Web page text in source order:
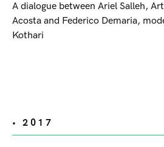
A dialogue between Ariel Salleh,
Acosta and Federico Demaria,
Kothari
• 2017